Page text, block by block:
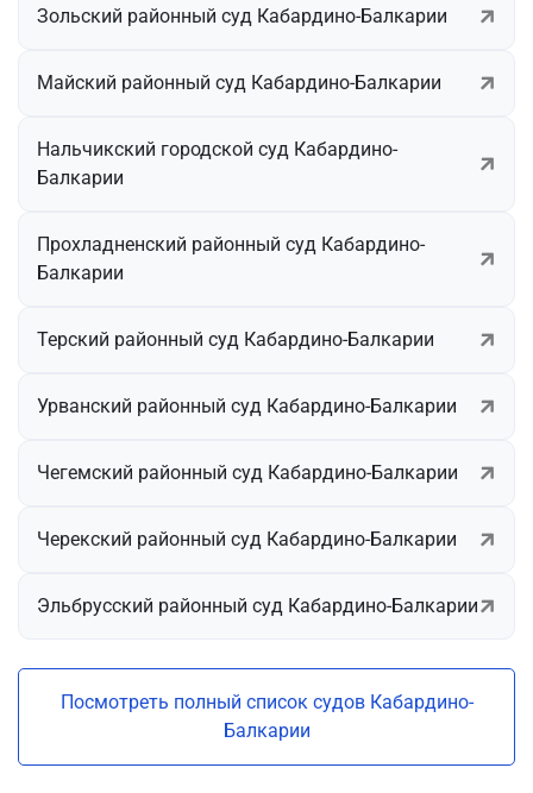
Зольский районный суд Кабардино-Балкарии
Майский районный суд Кабардино-Балкарии
Нальчикский городской суд Кабардино-
Балкарии
Прохладненский районный суд Кабардино-
Балкарии
Терский районный суд Кабардино-Балкарии
Урванский районный суд Кабардино-Балкарии
Чегемский районный суд Кабардино-Балкарии
Черекский районный суд Кабардино-Балкарии
Эльбрусский районный суд Кабардино-Балкарии
Посмотреть полный список судов Кабардино-
Балкарии